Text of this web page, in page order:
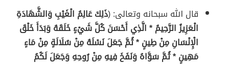
قال الله سبحانه وتعالى: (ذَلِكَ عَالِمُ الْغَيْبِ وَالشَّهَادَةِ
الْعَزِيزُ الرَّحِيمُ * الَّذِي أَحْسَنَ كُلَّ شَيْءٍ خَلَقَهُ وَبَدَأَ خَلْقَ
الْإِنْسَانِ مِنْ طِينٍ * ثُمَّ جَعَلَ نَسْلَهُ مِنْ سُلَالَةٍ مِنْ مَاءٍ
مَهِينٍ * ثُمَّ سَوَّاهُ وَنَفَخَ فِيهِ مِنْ رُوحِهِ وَجَعَلَ لَكُمُ